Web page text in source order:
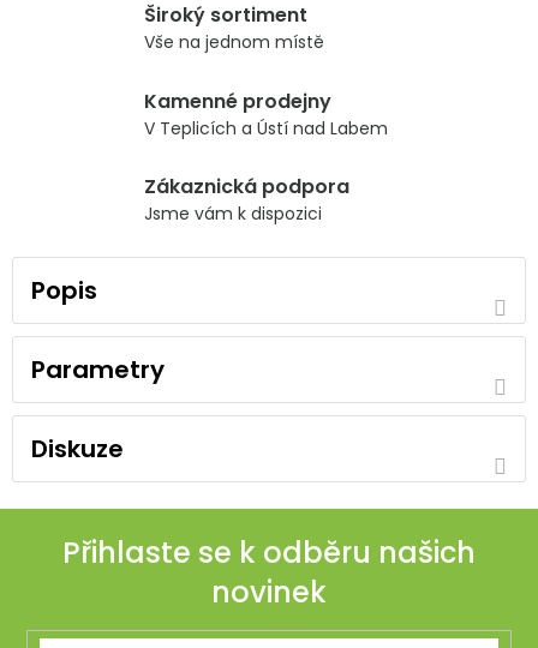
Široký sortiment
Vše na jednom místě
Kamenné prodejny
V Teplicích a Ústí nad Labem
Zákaznická podpora
Jsme vám k dispozici
Popis
Parametry
Diskuze
Přihlaste se k odběru našich
novinek